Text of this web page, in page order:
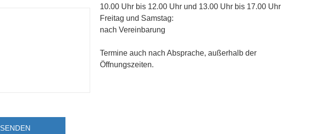
10.00 Uhr bis 12.00 Uhr und 13.00 Uhr bis 17.00 Uhr
Freitag und Samstag:
nach Vereinbarung
Termine auch nach Absprache, außerhalb der
Öffnungszeiten.